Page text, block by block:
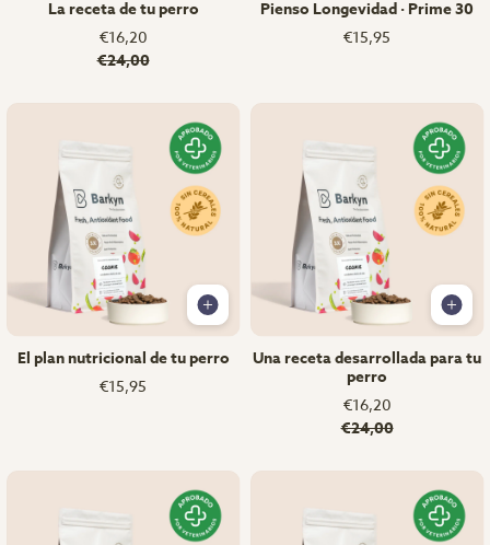
La receta de tu perro
€16,20
€24,00
Pienso Longevidad · Prime 30
€15,95
El plan nutricional de tu perro
€15,95
Una receta desarrollada para tu
perro
€16,20
€24,00